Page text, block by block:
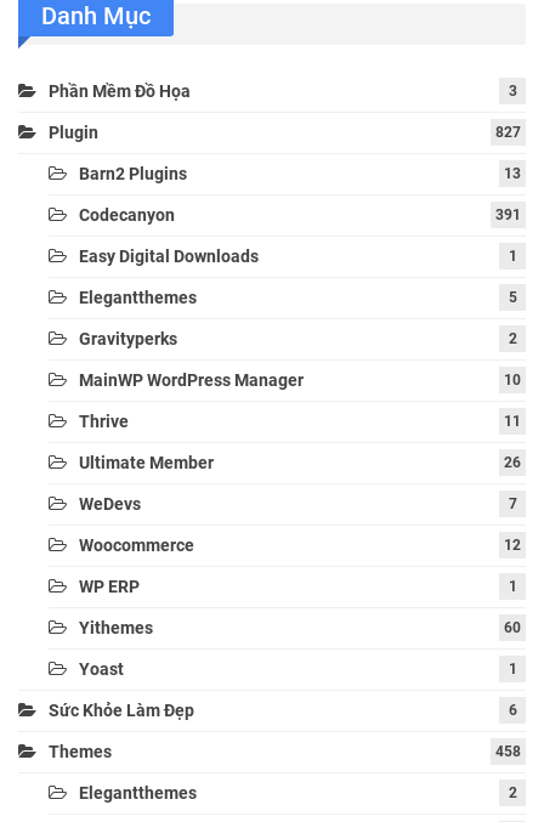
Danh Mục
Phần Mềm Đồ Họa 3
Plugin 827
Barn2 Plugins 13
Codecanyon 391
Easy Digital Downloads 1
Elegantthemes 5
Gravityperks 2
MainWP WordPress Manager 10
Thrive 11
Ultimate Member 26
WeDevs 7
Woocommerce 12
WP ERP 1
Yithemes 60
Yoast 1
Sức Khỏe Làm Đẹp 6
Themes 458
Elegantthemes 2